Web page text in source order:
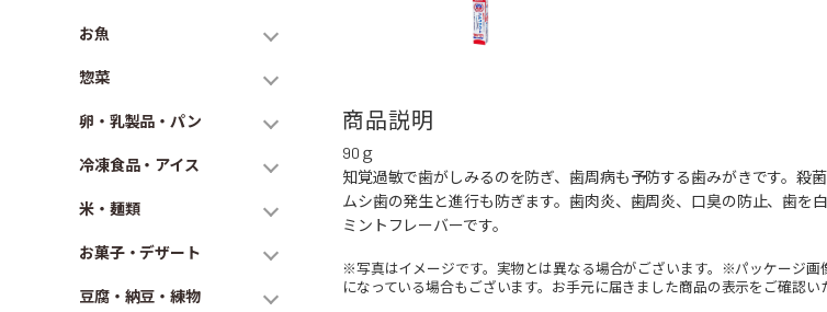
お魚
惣菜
卵・乳製品・パン
冷凍食品・アイス
米・麺類
お菓子・デザート
豆腐・納豆・練物
商品説明
90ｇ
知覚過敏で歯がしみるのを防ぎ、歯周病も予防する歯みがきです。殺
ムシ歯の発生と進行も防ぎます。歯肉炎、歯周炎、口臭の防止、歯
ミントフレーバーです。
※写真はイメージです。実物とは異なる場合がございます。※パッケージ
になっている場合もございます。お手元に届きました商品の表示をご確認い